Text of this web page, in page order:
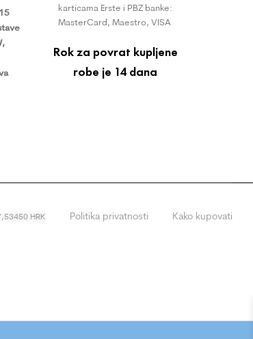
karticama Erste i PBZ banke:
MasterCard, Maestro, VISA
Rok za povrat kupljene
robe je 14 dana
HRK Politika privatnosti Kako kupovati